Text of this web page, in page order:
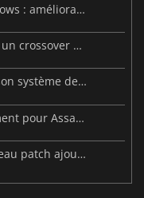
Mise à jour d’Assassin’s Creed Shadows : améliorations majeures
Assassin's Creed Shadows annonce un crossover avec Dead by Daylight
Assassin's Creed Shadows modifie son système de parkour pour innover
Ubisoft révèle son plan post-lancement pour Assassin's Creed Shadows
Assassin's Creed Shadows : le nouveau patch ajoute des fonctions très attendues